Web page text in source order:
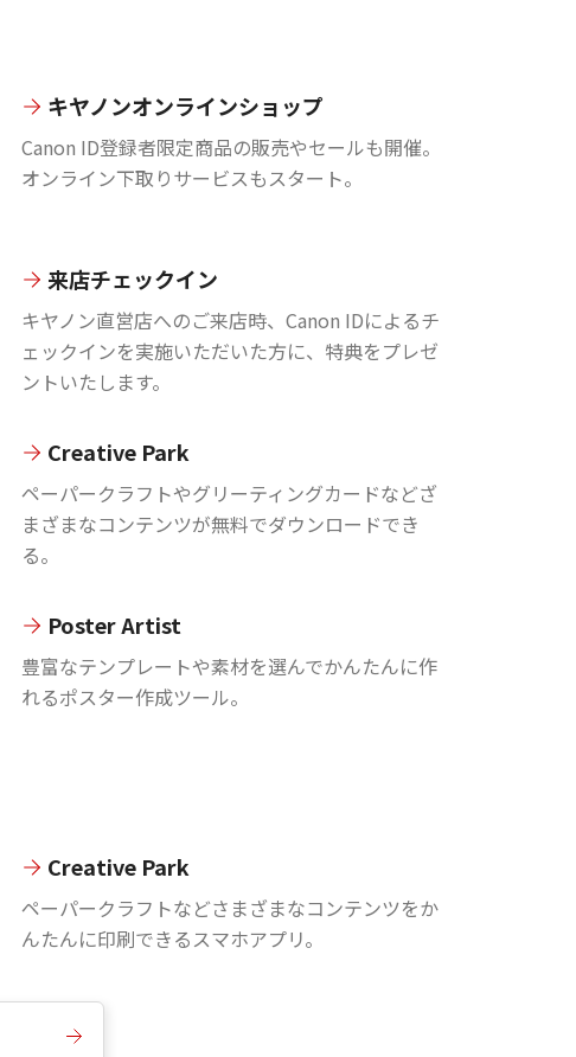
キヤノンオンラインショップ
Canon ID登録者限定商品の販売やセールも開催。
オンライン下取りサービスもスタート。
来店チェックイン
キヤノン直営店へのご来店時、Canon IDによるチ
ェックインを実施いただいた方に、特典をプレゼ
ントいたします。
Creative Park
ペーパークラフトやグリーティングカードなどざ
まざまなコンテンツが無料でダウンロードでき
る。
Poster Artist
豊富なテンプレートや素材を選んでかんたんに作
れるポスター作成ツール。
Creative Park
ペーパークラフトなどさまざまなコンテンツをか
んたんに印刷できるスマホアプリ。